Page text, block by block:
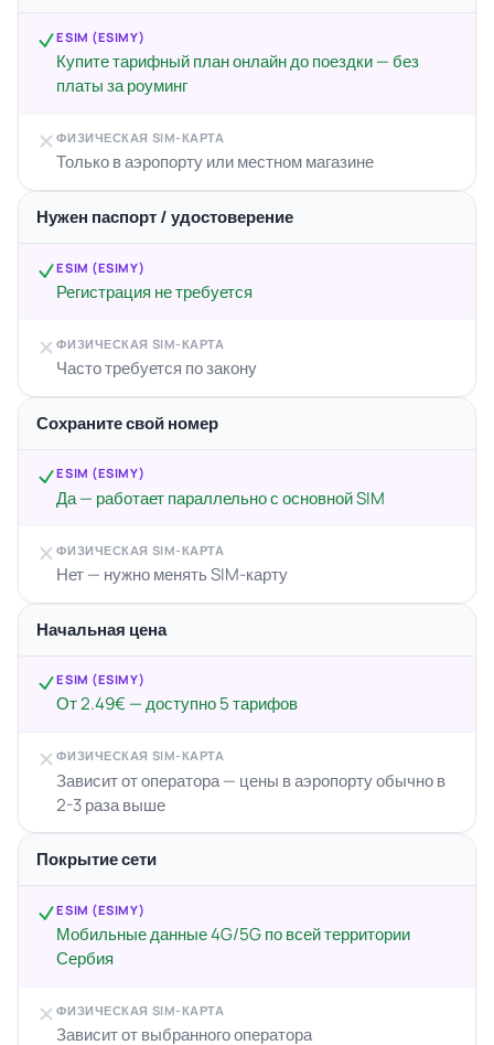
ESIM (ESIMY)
Купите тарифный план онлайн до поездки — без
платы за роуминг
ФИЗИЧЕСКАЯ SIM-КАРТА
Только в аэропорту или местном магазине
Нужен паспорт / удостоверение
ESIM (ESIMY)
Регистрация не требуется
ФИЗИЧЕСКАЯ SIM-КАРТА
Часто требуется по закону
Сохраните свой номер
ESIM (ESIMY)
Да — работает параллельно с основной SIM
ФИЗИЧЕСКАЯ SIM-КАРТА
Нет — нужно менять SIM-карту
Начальная цена
ESIM (ESIMY)
От 2.49€ — доступно 5 тарифов
ФИЗИЧЕСКАЯ SIM-КАРТА
Зависит от оператора — цены в аэропорту обычно в
2-3 раза выше
Покрытие сети
ESIM (ESIMY)
Мобильные данные 4G/5G по всей территории
Сербия
ФИЗИЧЕСКАЯ SIM-КАРТА
Зависит от выбранного оператора